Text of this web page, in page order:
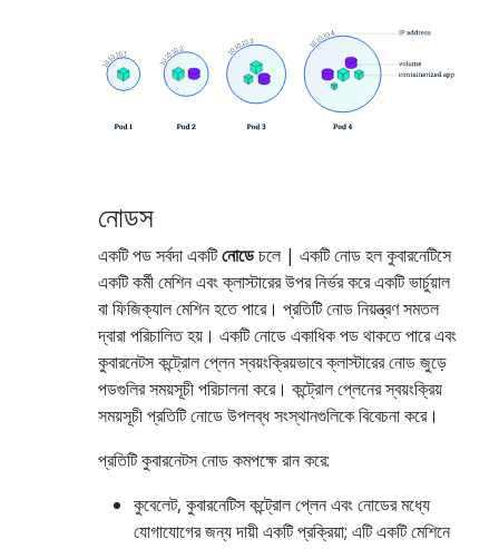
নোডস
একটি পড সর্বদা একটিনোডেচলে | একটি নোড হল কুবারনেটিসে
একটি কর্মী মেশিন এবং ক্লাস্টারের উপর নির্ভর করে একটি ভার্চুয়াল
বা ফিজিক্যাল মেশিন হতে পারে। প্রতিটি নোড নিয়ন্ত্রণ সমতল
দ্বারা পরিচালিত হয়। একটি নোডে একাধিক পড থাকতে পারে এবং
কুবারনেটস কন্ট্রোল প্লেন স্বয়ংক্রিয়ভাবে ক্লাস্টারের নোড জুড়ে
পডগুলির সময়সূচী পরিচালনা করে। কন্ট্রোল প্লেনের স্বয়ংক্রিয়
সময়সূচী প্রতিটি নোডে উপলব্ধ সংস্থানগুলিকে বিবেচনা করে।
প্রতিটি কুবারনেটস নোড কমপক্ষে রান করে:
কুবেলেট, কুবারনেটিস কন্ট্রোল প্লেন এবং নোডের মধ্যে
যোগাযোগের জন্য দায়ী একটি প্রক্রিয়া; এটি একটি মেশিনে